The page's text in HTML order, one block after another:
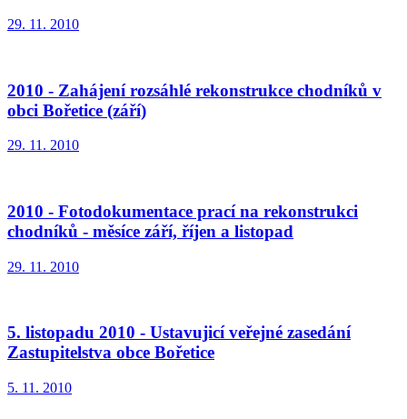
29. 11. 2010
2010 - Zahájení rozsáhlé rekonstrukce chodníků v
obci Bořetice (září)
29. 11. 2010
2010 - Fotodokumentace prací na rekonstrukci
chodníků - měsíce září, říjen a listopad
29. 11. 2010
5. listopadu 2010 - Ustavujicí veřejné zasedání
Zastupitelstva obce Bořetice
5. 11. 2010